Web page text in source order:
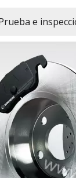
e